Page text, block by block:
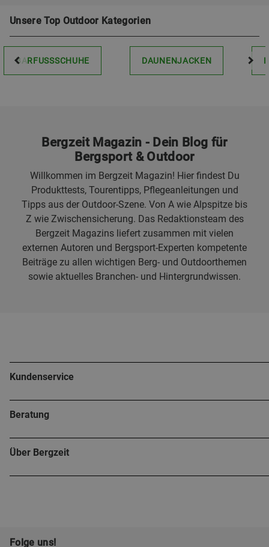
Unsere Top Outdoor Kategorien
BARFUSSSCHUHE DAUNENJACKEN
Bergzeit Magazin - Dein Blog für
Bergsport & Outdoor
Willkommen im Bergzeit Magazin! Hier findest Du
Produkttests, Tourentipps, Pflegeanleitungen und
Tipps aus der Outdoor-Szene. Von A wie Alpspitze bis
Z wie Zwischensicherung. Das Redaktionsteam des
Bergzeit Magazins liefert zusammen mit vielen
externen Autoren und Bergsport-Experten kompetente
Beiträge zu allen wichtigen Berg- und Outdoorthemen
sowie aktuelles Branchen- und Hintergrundwissen.
Kundenservice
Beratung
Über Bergzeit
Folge uns!